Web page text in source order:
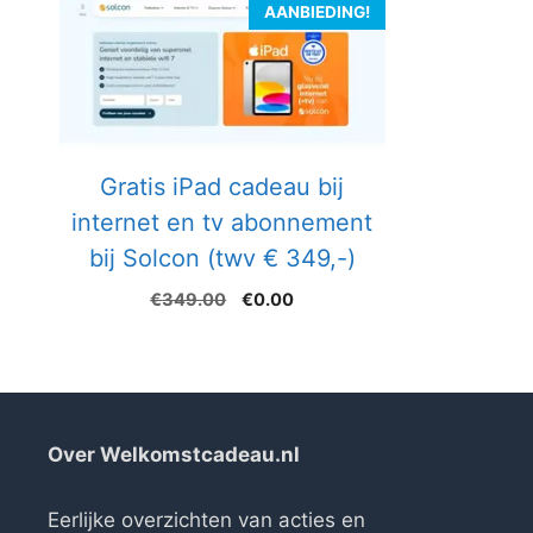
AANBIEDING!
Gratis iPad cadeau bij
internet en tv abonnement
bij Solcon (twv € 349,-)
€349.00
Oorspronkelijke
€0.00Huidige
Over Welkomstcadeau.nl
Eerlijke overzichten van acties en